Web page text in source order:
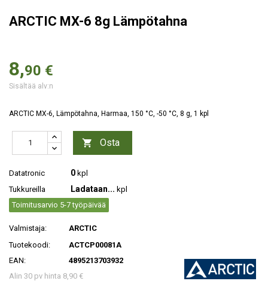
ARCTIC MX-6 8g Lämpötahna
8,90 €
Sisältää alv:n
ARCTIC MX-6, Lämpötahna, Harmaa, 150 °C, -50 °C, 8 g, 1 kpl
 Osta
Datatronic 0 kpl
Tukkureilla
Ladataan... kpl
Toimitusarvio 5-7 työpäivää
Valmistaja:
ARCTIC
Tuotekoodi:
ACTCP00081A
EAN:
4895213703932
Alin 30 pv hinta 8,90 €